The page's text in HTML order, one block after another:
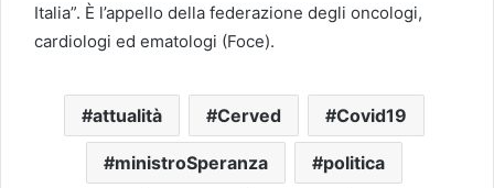
Italia”. È l’appello della federazione degli oncologi,
cardiologi ed ematologi (Foce).
attualità Cerved Covid19
ministroSperanza politica